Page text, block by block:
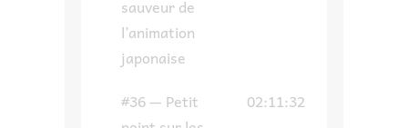
sauveur de
l’animation
japonaise
#36 — Petit
02:11:32